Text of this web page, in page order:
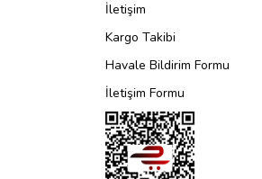
Ürün fiyatı diğer
Bu ürüne benzer
İletişim
Kargo Takibi
Havale Bildirim Formu
İletişim Formu